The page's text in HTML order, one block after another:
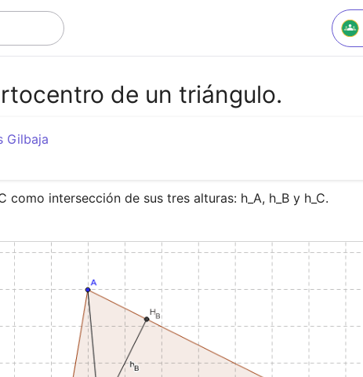
de un triángulo.
Gilbaja
intersección de sus tres alturas: h_A, h_B y h_C.